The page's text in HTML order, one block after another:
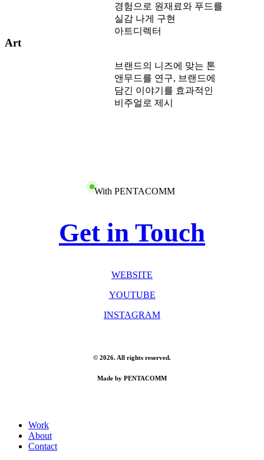
경험으로 원재료와 푸드를
실감 나게 구현
Art
아트디렉터
브랜드의 니즈에 맞는 톤
앤무드를 연구, 브랜드에
담긴 이야기를 효과적인
비주얼로 제시
With PENTACOMM
Get in Touch
WEBSITE
YOUTUBE
INSTAGRAM
© 2026. All rights reserved.
Made by PENTACOMM
Close
Menu
Work
About
Contact